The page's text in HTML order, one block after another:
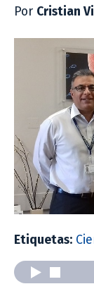
Por Cristian
Etiquetas: